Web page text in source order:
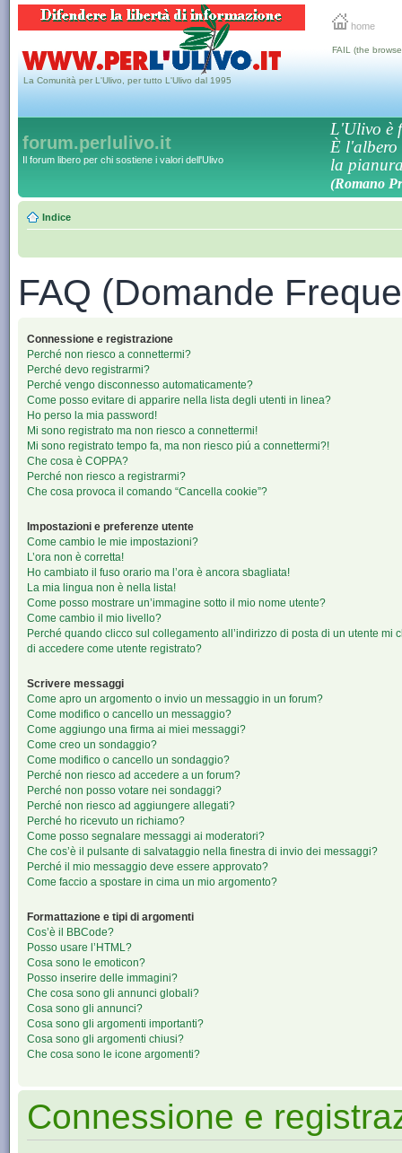
home
La Comunità per L'Ulivo, per tutto L'Ulivo dal 1995
FAIL (the
forum.perlulivo.it
Il forum libero per chi sostiene i valori dell'Ulivo
L'Ulivo è
È l'albero
la
(Romano
Indice
FAQ (Domande
Connessione e registrazione
Perché non riesco a connettermi?
Perché devo registrarmi?
Perché vengo disconnesso automaticamente?
Come posso evitare di apparire nella lista degli utenti in linea?
Ho perso la mia password!
Mi sono registrato ma non riesco a connettermi!
Mi sono registrato tempo fa, ma non riesco piú a connettermi?!
Che cosa è COPPA?
Perché non riesco a registrarmi?
Che cosa provoca il comando “Cancella cookie”?
Impostazioni e preferenze utente
Come cambio le mie impostazioni?
L’ora non è corretta!
Ho cambiato il fuso orario ma l’ora è ancora sbagliata!
La mia lingua non è nella lista!
Come posso mostrare un’immagine sotto il mio nome utente?
Come cambio il mio livello?
Perché quando clicco sul collegamento all’indirizzo di posta di un utente mi
di accedere come utente registrato?
Scrivere messaggi
Come apro un argomento o invio un messaggio in un forum?
Come modifico o cancello un messaggio?
Come aggiungo una firma ai miei messaggi?
Come creo un sondaggio?
Come modifico o cancello un sondaggio?
Perché non riesco ad accedere a un forum?
Perché non posso votare nei sondaggi?
Perché non riesco ad aggiungere allegati?
Perché ho ricevuto un richiamo?
Come posso segnalare messaggi ai moderatori?
Che cos’è il pulsante di salvataggio nella finestra di invio dei messaggi?
Perché il mio messaggio deve essere approvato?
Come faccio a spostare in cima un mio argomento?
Formattazione e tipi di argomenti
Cos’è il BBCode?
Posso usare l’HTML?
Cosa sono le emoticon?
Posso inserire delle immagini?
Che cosa sono gli annunci globali?
Cosa sono gli annunci?
Cosa sono gli argomenti importanti?
Cosa sono gli argomenti chiusi?
Che cosa sono le icone argomenti?
Connessione e